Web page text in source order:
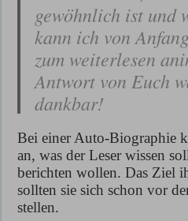
gewöhnlich ist und
kann ich von
zum weiterlesen
Antwort von Euch
dankbar!
Bei einer Auto-Biographie
an, was der Leser wissen
berichten wollen. Das Ziel
sollten sie sich schon vor
stellen.